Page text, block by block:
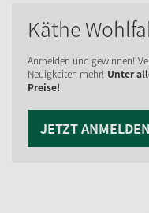
Käthe
Anmelden und gewinnen!
Neuigkeiten mehr! Unter
Preise!
JETZT ANMELDEN